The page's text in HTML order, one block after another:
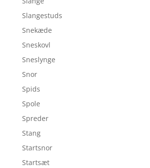
Slangestuds
Snekæde
Sneskovl
Sneslynge
Snor
Spids
Spole
Spreder
Stang
Startsnor
Startsæt